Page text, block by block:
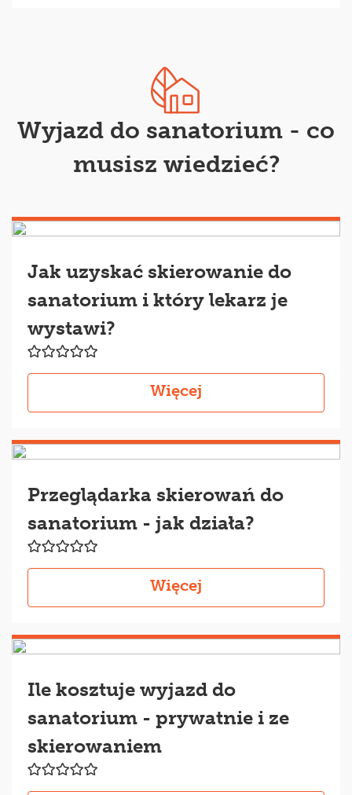
Wyjazd do sanatorium - co
musisz wiedzieć?
Jak uzyskać skierowanie do
sanatorium i który lekarz je
wystawi?
Więcej
Przeglądarka skierowań do
sanatorium - jak działa?
Więcej
Ile kosztuje wyjazd do
sanatorium - prywatnie i ze
skierowaniem